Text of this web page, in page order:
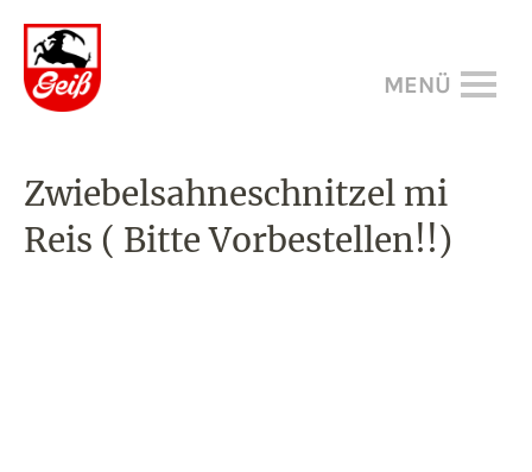
MENÜ
Zwiebelsahneschnitzel mi
Reis ( Bitte Vorbestellen!!)